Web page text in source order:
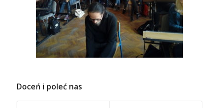
Doceń i poleć nas